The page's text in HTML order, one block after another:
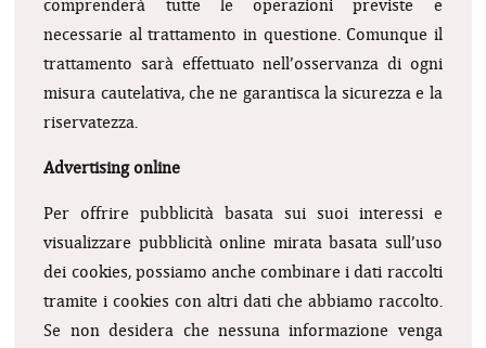
comprenderà tutte le operazioni previste e
necessarie al trattamento in questione. Comunque il
trattamento sarà effettuato nell’osservanza di ogni
misura cautelativa, che ne garantisca la sicurezza e la
riservatezza.
Advertising online
Per offrire pubblicità basata sui suoi interessi e
visualizzare pubblicità online mirata basata sull’uso
dei cookies, possiamo anche combinare i dati raccolti
tramite i cookies con altri dati che abbiamo raccolto.
Se non desidera che nessuna informazione venga